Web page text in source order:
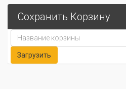
Сохранить Корзину